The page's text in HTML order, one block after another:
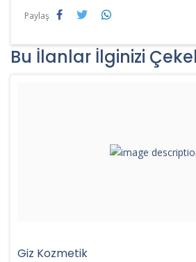
Paylaş
Bu İlanlar İlginizi
Giz Kozmetik